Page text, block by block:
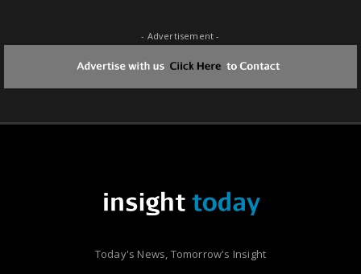
- Advertisement -
Today's News, Tomorrow's Insight